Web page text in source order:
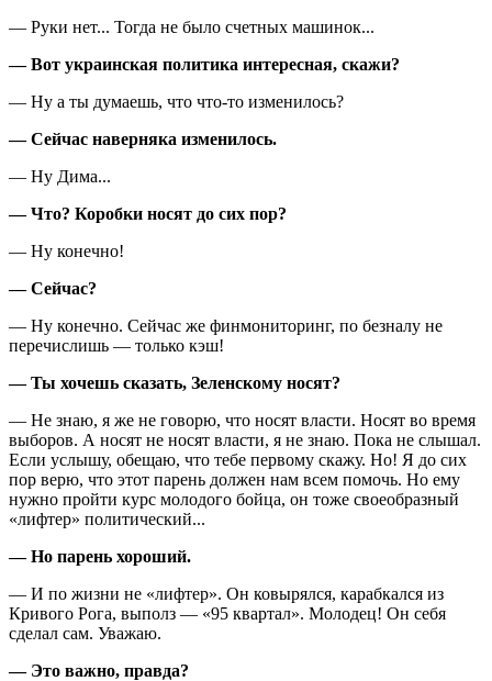
— Руки нет... Тогда не было счетных машинок...
— Вот украинская политика интересная, скажи?
— Ну а ты думаешь, что что-то изменилось?
— Сейчас наверняка изменилось.
— Ну Дима...
— Что? Коробки носят до сих пор?
— Ну конечно!
— Сейчас?
— Ну конечно. Сейчас же финмониторинг, по безналу не
перечислишь — только кэш!
— Ты хочешь сказать, Зеленскому носят?
— Не знаю, я же не говорю, что носят власти. Носят во время
выборов. А носят не носят власти, я не знаю. Пока не слышал.
Если услышу, обещаю, что тебе первому скажу. Но! Я до сих
пор верю, что этот парень должен нам всем помочь. Но ему
нужно пройти курс молодого бойца, он тоже своеобразный
«лифтер» политический...
— Но парень хороший.
— И по жизни не «лифтер». Он ковырялся, карабкался из
Кривого Рога, выполз — «95 квартал». Молодец! Он себя
сделал сам. Уважаю.
— Это важно, правда?